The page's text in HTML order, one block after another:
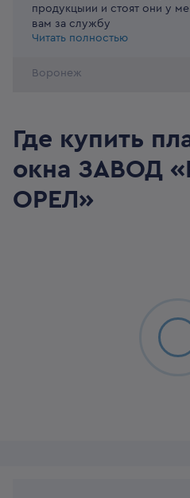
продукцыии и стоят они у
вам за службу
Читать полностью
Воронеж
Где купить
окна ЗАВОД
ОРЕЛ»